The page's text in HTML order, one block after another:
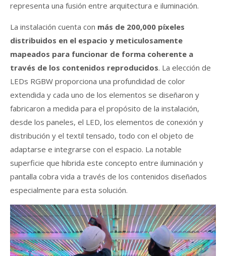
representa una fusión entre arquitectura e iluminación.
La instalación cuenta con más de 200,000 píxeles
distribuidos en el espacio y meticulosamente
mapeados para funcionar de forma coherente a
través de los contenidos reproducidos. La elección de
LEDs RGBW proporciona una profundidad de color
extendida y cada uno de los elementos se diseñaron y
fabricaron a medida para el propósito de la instalación,
desde los paneles, el LED, los elementos de conexión y
distribución y el textil tensado, todo con el objeto de
adaptarse e integrarse con el espacio. La notable
superficie que hibrida este concepto entre iluminación y
pantalla cobra vida a través de los contenidos diseñados
especialmente para esta solución.